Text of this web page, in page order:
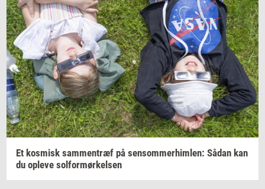
Et kos­misk sam­men­træf på sen­som­mer­him­len: Sådan kan
du op­le­ve sol­for­mør­kel­sen